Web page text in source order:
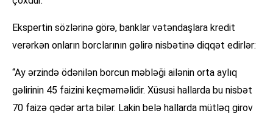
Ekspertin sözlərinə görə, banklar vətəndaşlara kredit
verərkən onların borclarının gəlirə nisbətinə diqqət edirlər:
“Ay ərzində ödənilən borcun məbləği ailənin orta aylıq
gəlirinin 45 faizini keçməməlidir. Xüsusi hallarda bu nisbət
70 faizə qədər arta bilər. Lakin belə hallarda mütləq girov